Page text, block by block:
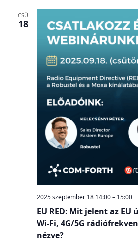
CSÜ
18
EU RED: Mit jelent az EU
Wi-Fi, 4G/5G
nézve?
2025 szeptember 18 14:00– 15:00